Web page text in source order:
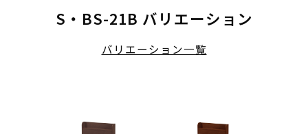
S・BS-21B バリエーション
バリエーション一覧